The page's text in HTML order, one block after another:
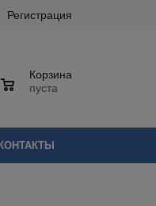
Регистрация
Корзина
пуста
КОНТАКТЫ